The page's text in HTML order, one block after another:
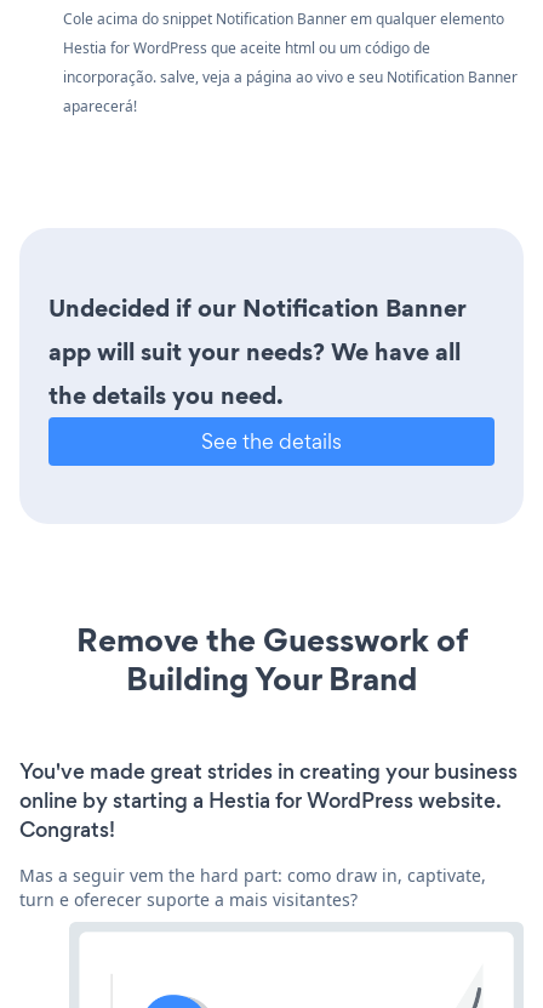
Cole acima do snippet Notification Banner em qualquer elemento
Hestia for WordPress que aceite html ou um código de
incorporação. salve, veja a página ao vivo e seu Notification Banner
aparecerá!
Undecided if our Notification Banner
app will suit your needs? We have all
the details you need.
See the details
Remove the Guesswork of
Building Your Brand
You've made great strides in creating your business
online by starting a Hestia for WordPress website.
Congrats!
Mas a seguir vem the hard part: como draw in, captivate,
turn e oferecer suporte a mais visitantes?